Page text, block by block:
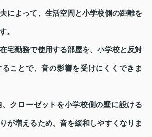
によって、生活空間と小学校側の距離を
。
宅勤務で使用する部屋を、小学校と反対
ことで、音の影響を受けにくくできま
、クローゼットを小学校側の壁に設ける
が増えるため、音を緩和しやすくなりま